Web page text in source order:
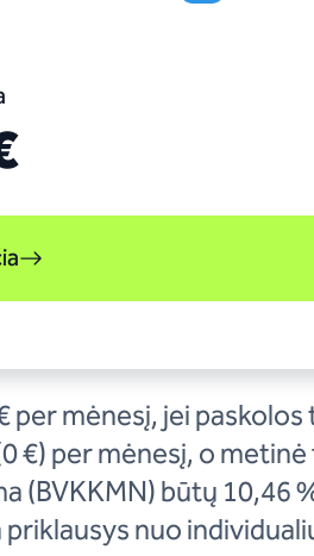
mėnesį, jei
€) per mėnesį, o
(BVKKMN) būtų 10,46
nuo